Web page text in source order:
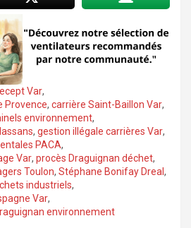
Var,
Provence, carrière Saint-Baillon Var,
environnement,
, gestion illégale carrières Var,
PACA,
Var, procès Draguignan déchet,
Toulon, Stéphane Bonifay Dreal ,
industriels,
Var,
environnement